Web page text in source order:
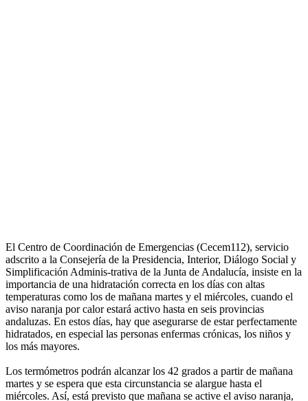
El Centro de Coordinación de Emergencias (Cecem112), servicio
adscrito a la Consejería de la Presidencia, Interior, Diálogo Social y
Simplificación Adminis-trativa de la Junta de Andalucía, insiste en la
importancia de una hidratación correcta en los días con altas
temperaturas como los de mañana martes y el miércoles, cuando el
aviso naranja por calor estará activo hasta en seis provincias
andaluzas. En estos días, hay que asegurarse de estar perfectamente
hidratados, en especial las personas enfermas crónicas, los niños y
los más mayores.
Los termómetros podrán alcanzar los 42 grados a partir de mañana
martes y se espera que esta circunstancia se alargue hasta el
miércoles. Así, está previsto que mañana se active el aviso naranja,